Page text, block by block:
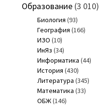
Образование(3 010)
Биология (93)
География (166)
ИЗО (10)
ИнЯз (34)
Информатика (44)
История (430)
Литература (345)
Математика (33)
ОБЖ(146)